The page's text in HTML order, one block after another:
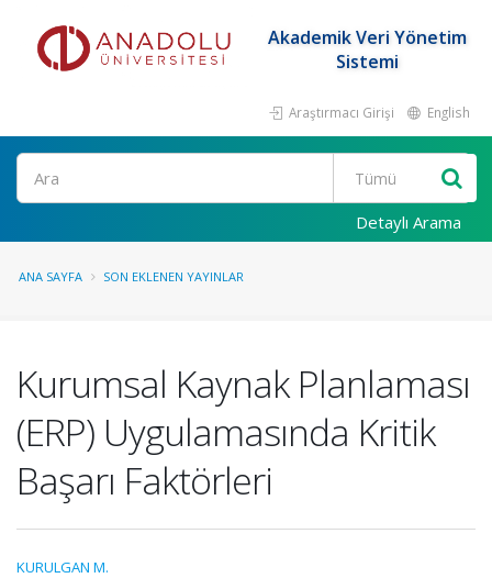
Akademik Veri Yönetim
Sistemi
Araştırmacı Girişi English
Ara
Detaylı Arama
ANA SAYFA SON EKLENEN YAYINLAR
Kurumsal Kaynak Planlaması
(ERP) Uygulamasında Kritik
Başarı Faktörleri
KURULGAN M.